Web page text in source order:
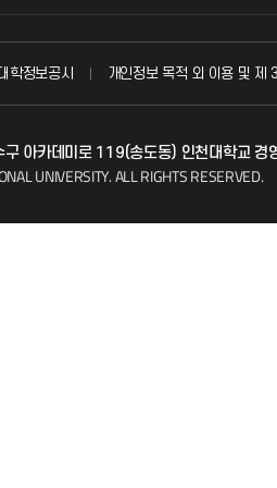
하기
는 질문(FAQ)
대학정보공시 개인정보 목적 외 이용 및 제
아카데미로 119(송도동) 인천대학교
UNIVERSITY.ALL RIGHTS RESERVED.